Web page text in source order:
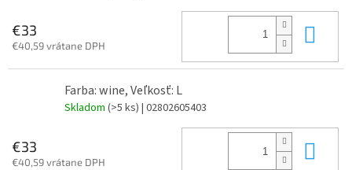
€33
€40,59 vrátane DPH
Farba: wine, Veľkosť: L
Skladom (>5 ks) | 02802605403
€33
€40,59 vrátane DPH